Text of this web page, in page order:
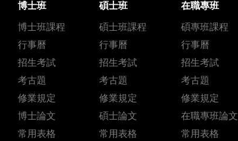
博士班
博士班課程
行事曆
招生考試
考古題
修業規定
博士論文
常用表格
碩士班
碩士班課程
行事曆
招生考試
考古題
修業規定
碩士論文
常用表格
在職專班
碩專班課程
行事曆
招生考試
考古題
修業規定
在職專班論文
常用表格